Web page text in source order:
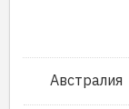
Австралия